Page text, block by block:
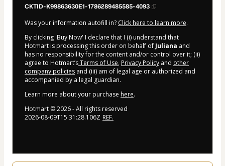
CKTID-K99863630E1-1786289485585-4093
Was your information autofill in? Click here to learn more.
By clicking 'Buy Now' I declare that I (i) understand that
Hotmart is processing this order on behalf of Juliana and
has no responsibility for the content and/or control over it; (ii)
agree to Hotmart’sTerms of Use, Privacy Policy and other
company policies and (iii) am of legal age or authorized and
accompanied by a legal guardian.
Learn more about your purchase here.
Hotmart ©2026- All rights reserved
2026-08-09T15:31:28.106Z REF.